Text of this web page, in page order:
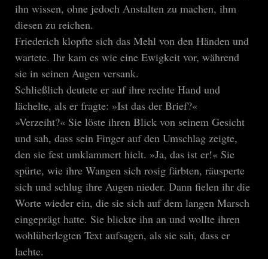
ihn wissen, ohne jedoch Anstalten zu machen, ihm
diesen zu reichen.
Friederich klopfte sich das Mehl von den Händen und
wartete. Ihr kam es wie eine Ewigkeit vor, während
sie in seinen Augen versank.
Schließlich deutete er auf ihre rechte Hand und
lächelte, als er fragte: »Ist das der Brief?«
»Verzeiht?« Sie löste ihren Blick von seinem Gesicht
und sah, dass sein Finger auf den Umschlag zeigte,
den sie fest umklammert hielt. »Ja, das ist er!« Sie
spürte, wie ihre Wangen sich rosig färbten, räusperte
sich und schlug ihre Augen nieder. Dann fielen ihr die
Worte wieder ein, die sie sich auf dem langen Marsch
eingeprägt hatte. Sie blickte ihn an und wollte ihren
wohlüberlegten Text aufsagen, als sie sah, dass er
lachte.